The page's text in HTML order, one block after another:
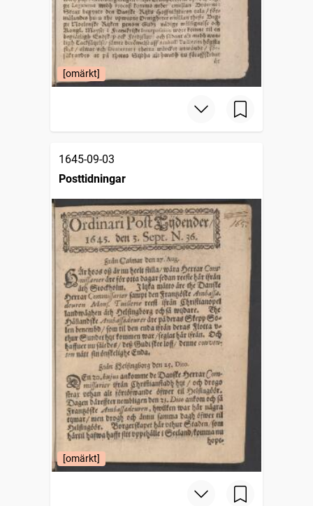
[omärkt]
1645-09-03
Posttidningar
[omärkt]